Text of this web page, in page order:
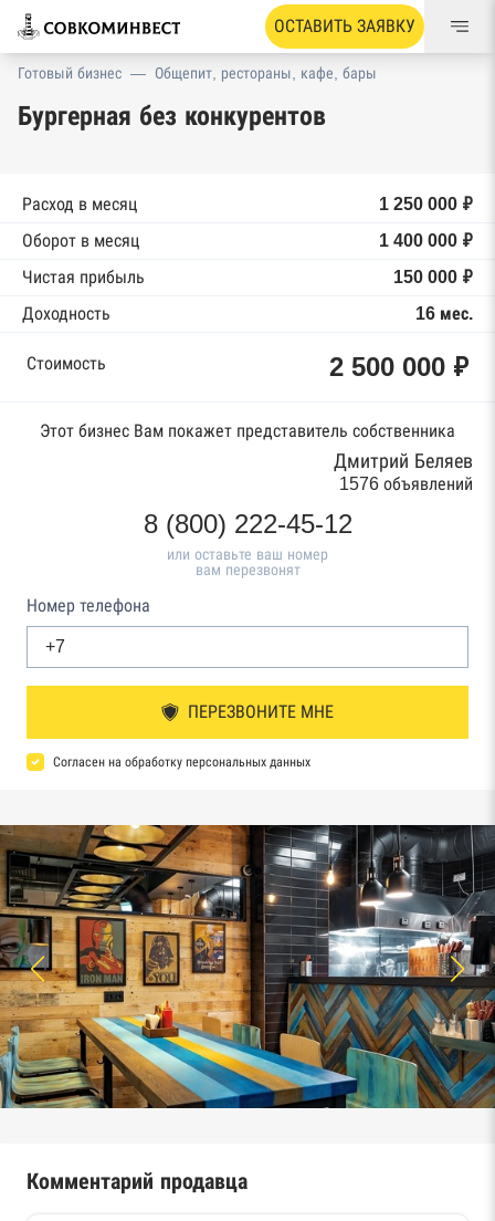
ОСТАВИТЬ ЗАЯВКУ
Готовый бизнес — Общепит, рестораны, кафе, бары
Бургерная без конкурентов
Расход в месяц
1 250 000 ₽
Оборот в месяц
1 400 000 ₽
Чистая прибыль
150 000 ₽
Доходность
16 мес.
Стоимость 2 500 000 ₽
Этот бизнес Вам покажет представитель собственника
Дмитрий Беляев
1576 объявлений
8 (800) 222-45-12
или оставьте ваш номер
вам перезвонят
Номер телефона
ПЕРЕЗВОНИТЕ МНЕ
Согласен на обработку персональных данных
Комментарий продавца